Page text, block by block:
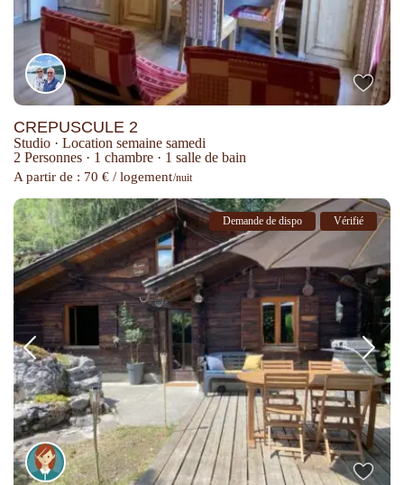
CREPUSCULE 2
Studio · Location semaine samedi
2 Personnes · 1 chambre · 1 salle de bain
A partir de : 70 € / logement/nuit
Demande de dispo Vérifié